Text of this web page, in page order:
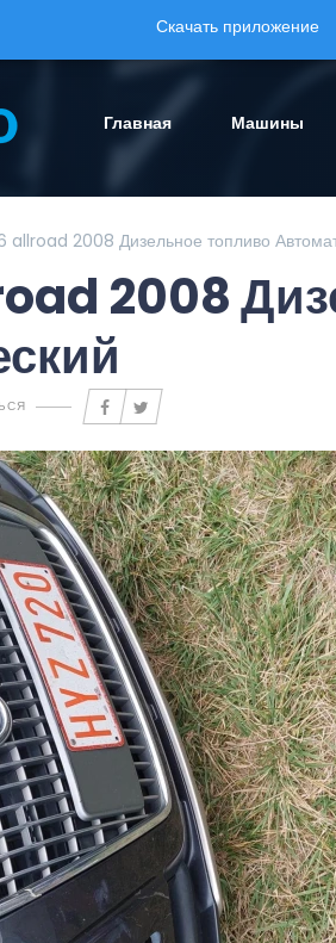
Скачать приложение
Главная Машины
allroad 2008 Дизельное топливо
2008